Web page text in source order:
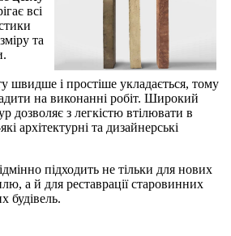
всі
та
швидше і простіше укладається, тому
на виконанні робіт. Широкий
дозволяє з легкістю втілювати в
архітектурні та дизайнерські
підходить не тільки для нових
а й для реставрації старовинних
будівель.